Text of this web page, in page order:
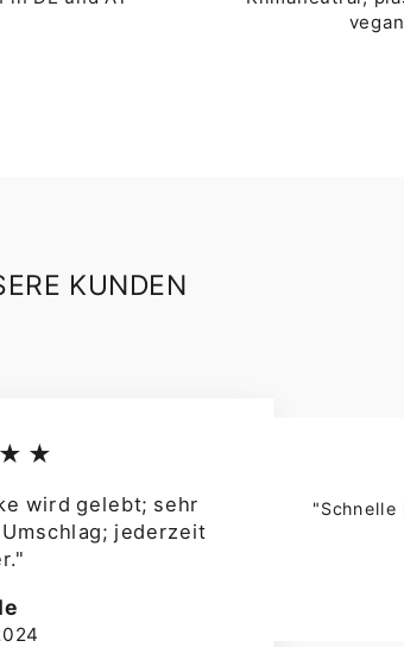
vegan
KUNDEN
wird gelebt; sehr
jederzeit
"Schnelle